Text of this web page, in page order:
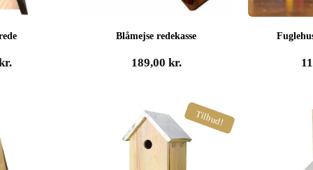
Blåmejse redekasse
189,00 kr.
Tilbud!